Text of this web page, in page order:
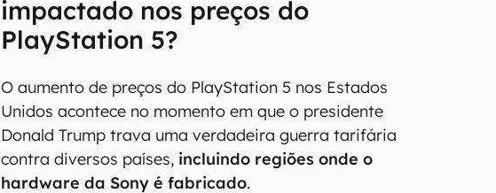
impactado nos preços do
PlayStation 5?
O aumento de preços do PlayStation 5 nos Estados
Unidos acontece no momento em que o presidente
Donald Trump trava uma verdadeira guerra tarifária
contra diversos países, incluindo regiões onde o
hardware da Sony é fabricado.